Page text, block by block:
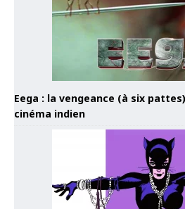
Eega : la vengeance (à six
cinéma indien